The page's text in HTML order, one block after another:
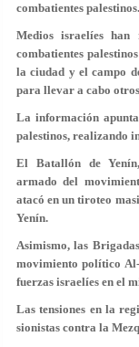
combatientes palestinos.
Medios israelíes
combatientes
la ciudad y el campo
para llevar a cabo
La información
palestinos, realizando
El Batallón de
armado del
atacó en un tiroteo
Yenín.
Asimismo, las
movimiento político
fuerzas israelíes en el
Las tensiones en la
sionistas contra la